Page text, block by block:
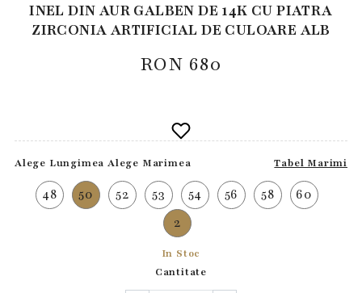
INEL DIN AUR GALBEN DE 14K CU PIATRA
ZIRCONIA ARTIFICIAL DE CULOARE ALB
RON 680
Alege Lungimea Alege Marimea Tabel Marimi
48 50 52 53 54 56 58
60
2
In Stoc
Cantitate